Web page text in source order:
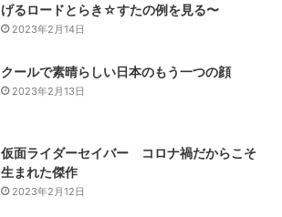
げるロードとらき☆すたの例を見る〜
2023年2月14日
クールで素晴らしい日本のもう一つの顔
2023年2月13日
仮面ライダーセイバー コロナ禍だからこそ
生まれた傑作
2023年2月12日